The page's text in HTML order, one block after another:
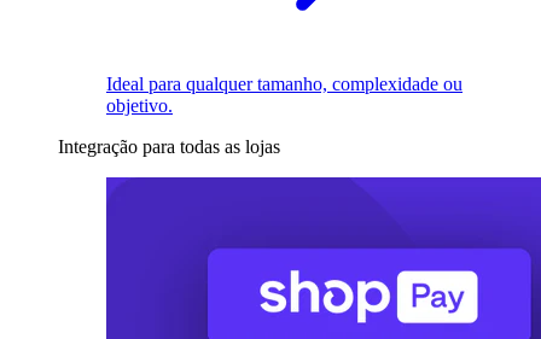
Ideal para qualquer tamanho, complexidade ou
objetivo.
Integração para todas as lojas